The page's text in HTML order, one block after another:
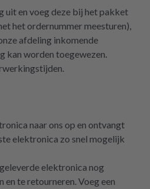
uit en voeg deze bij het pakket
het ordernummer meesturen),
afdeling inkomende
kan worden toegewezen.
naar ons op en ontvangt
elektronica zo snel mogelijk
elektronica nog
en te retourneren. Voeg een